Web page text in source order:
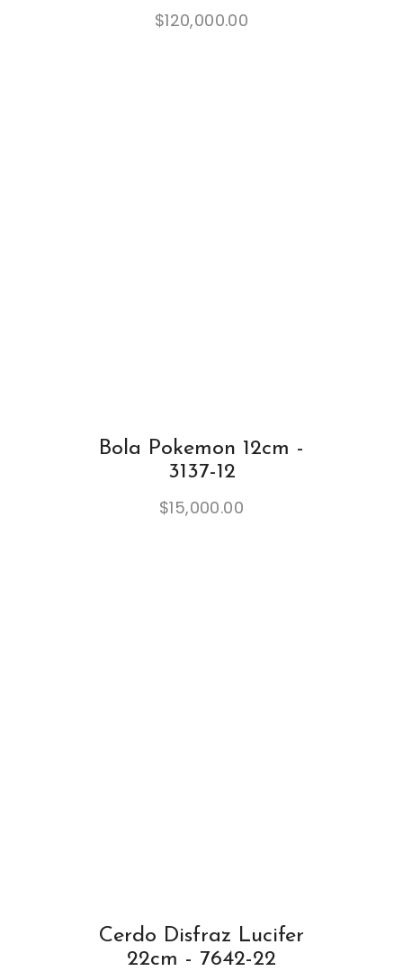
$120,000.00
Bola Pokemon 12cm -
3137-12
$15,000.00
Cerdo Disfraz Lucifer
22cm - 7642-22